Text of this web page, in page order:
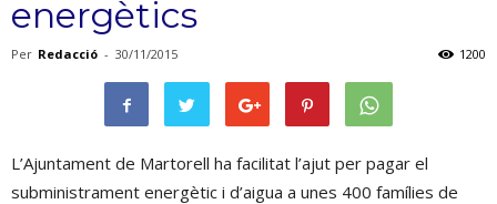
energètics
Per Redacció - 30/11/2015 1200
L’Ajuntament de Martorell ha facilitat l’ajut per pagar el
subministrament energètic i d’aigua a unes 400 famílies de